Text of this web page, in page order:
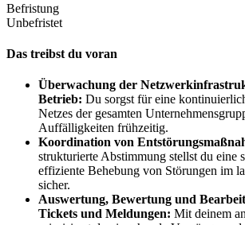
Befristung
Unbefristet
Das treibst du voran
Überwachung der
Betrieb: Du sorgst für eine
Netzes der gesamten
Auffälligkeiten frühzeitig.
Koordination von
strukturierte Abstimmung stellst du eine
effiziente Behebung von Störungen im
sicher.
Auswertung, Bewertung und
Tickets und Meldungen: Mit deinem